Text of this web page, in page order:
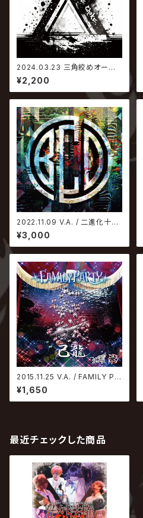
2024.03.23 三角絞めオール
スターズ / Triangle Choke
¥2,200
2022.11.09 V.A. / 二進化十進
法2
¥3,000
2015.11.25 V.A. / FAMILY PA
RTY【Type-D】
¥1,650
最近チェックした商品